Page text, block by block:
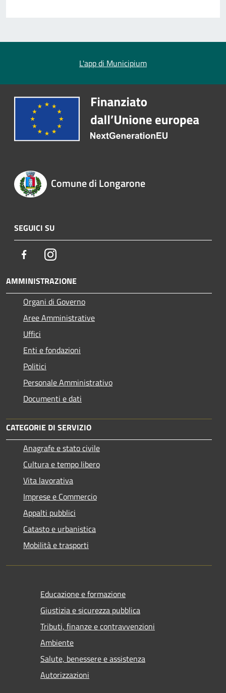
L'app di Municipium
Comune di Longarone
SEGUICI SU
FacebookInstagram
AMMINISTRAZIONE
Organi di Governo
Aree Amministrative
Uffici
Enti e fondazioni
Politici
Personale Amministrativo
Documenti e dati
CATEGORIE DI SERVIZIO
Anagrafe e stato civile
Cultura e tempo libero
Vita lavorativa
Imprese e Commercio
Appalti pubblici
Catasto e urbanistica
Mobilità e trasporti
Educazione e formazione
Giustizia e sicurezza pubblica
Tributi, finanze e contravvenzioni
Ambiente
Salute, benessere e assistenza
Autorizzazioni